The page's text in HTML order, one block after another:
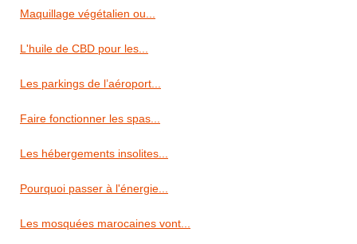
Maquillage végétalien ou...
L'huile de CBD pour les...
Les parkings de l’aéroport...
Faire fonctionner les spas...
Les hébergements insolites...
Pourquoi passer à l'énergie...
Les mosquées marocaines vont...